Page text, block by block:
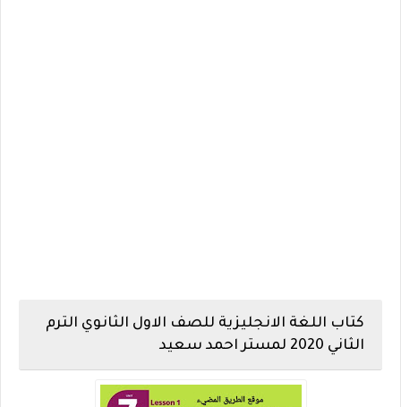
كتاب اللغة الانجليزية للصف الاول الثانوي الترم
الثاني 2020 لمستر احمد سعيد